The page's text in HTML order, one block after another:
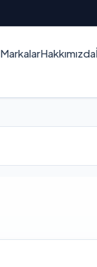
MarkalarHakkımızda